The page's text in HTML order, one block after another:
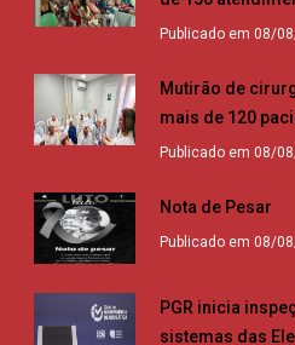
Publicado em 08/
Mutirão de
mais de 120
Publicado em 08/
Nota de Pesar
Publicado em 08/
PGR inicia
sistemas das